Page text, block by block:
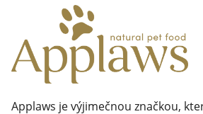
Kočky
Veterinární diety
Applaws je výjimečnou značkou,